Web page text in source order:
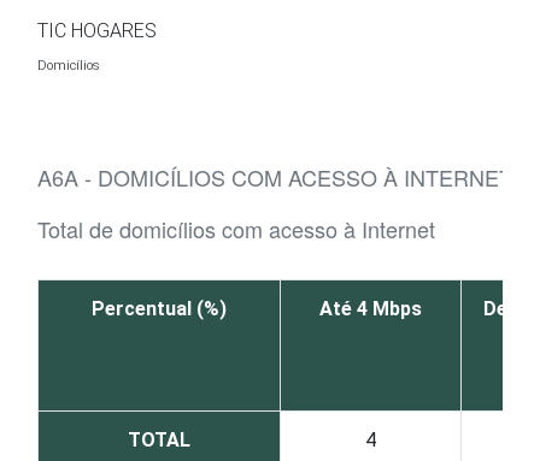
TIC HOGARES
Domicílios
A6A - DOMICÍLIOS COM ACESSO À INTERNET,
Total de domicílios com acesso à Internet
Percentual (%) Até 4 Mbps
De 5
TOTAL 4